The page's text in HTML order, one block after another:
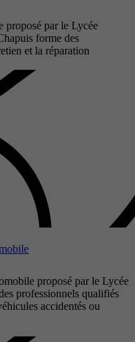
proposé par le Lycée
forme des
et la réparation
proposé par le Lycée
professionnels qualifiés
accidentés ou